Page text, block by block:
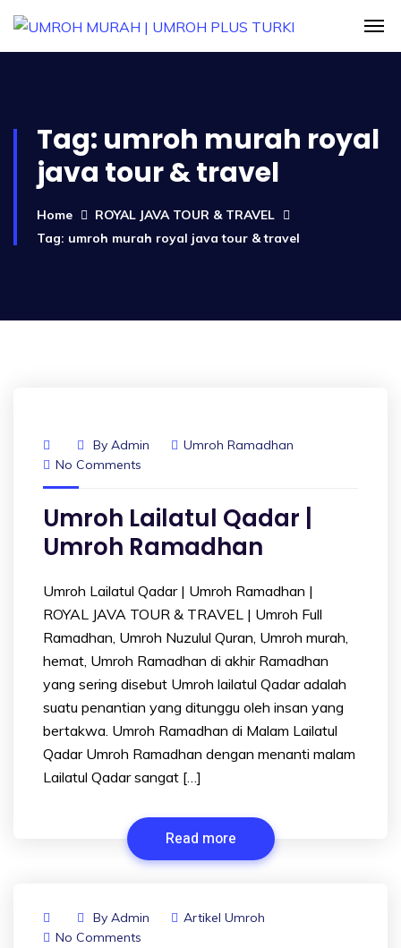
Tag: umroh murah royal
java tour & travel
Home
ROYAL JAVA TOUR & TRAVEL
Tag: umroh murah royal java tour & travel
By Admin
Umroh Ramadhan
No Comments
Umroh Lailatul Qadar |
Umroh Ramadhan
Umroh Lailatul Qadar | Umroh Ramadhan |
ROYAL JAVA TOUR & TRAVEL | Umroh Full
Ramadhan, Umroh Nuzulul Quran, Umroh murah,
hemat, Umroh Ramadhan di akhir Ramadhan
yang sering disebut Umroh lailatul Qadar adalah
suatu penantian yang ditunggu oleh insan yang
bertakwa. Umroh Ramadhan di Malam Lailatul
Qadar Umroh Ramadhan dengan menanti malam
Lailatul Qadar sangat […]
Read more
By Admin
Artikel Umroh
No Comments